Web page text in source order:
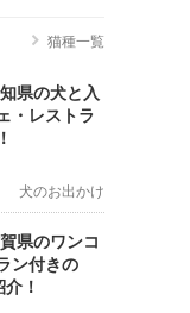
猫種一覧
県の犬と入
・レストラ
犬のお出かけ
県のワンコ
ン付きの
！